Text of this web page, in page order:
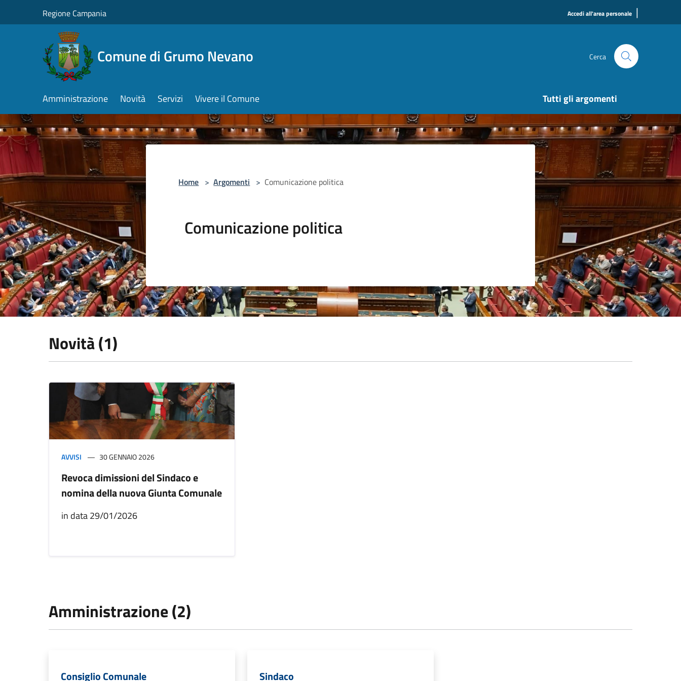
Regione Campania Accedi all'area personale |
Comune di Grumo Nevano Cerca
Amministrazione Novità Servizi Vivere il Comune Tutti gli argomenti
Home > Argomenti > Comunicazione politica
Comunicazione politica
Novità (1)
AVVISI 30 GENNAIO 2026
Revoca dimissioni del Sindaco e
nomina della nuova Giunta Comunale
in data 29/01/2026
Amministrazione (2)
Consiglio Comunale Sindaco